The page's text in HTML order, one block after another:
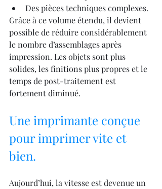
Des pièces techniques complexes.
Grâce à ce volume étendu, il devient
possible de réduire considérablement
le nombre d’assemblages après
impression. Les objets sont plus
solides, les finitions plus propres et le
temps de post-traitement est
fortement diminué.
Une imprimante conçue
pour imprimer vite et
bien.
Aujourd’hui, la vitesse est devenue un